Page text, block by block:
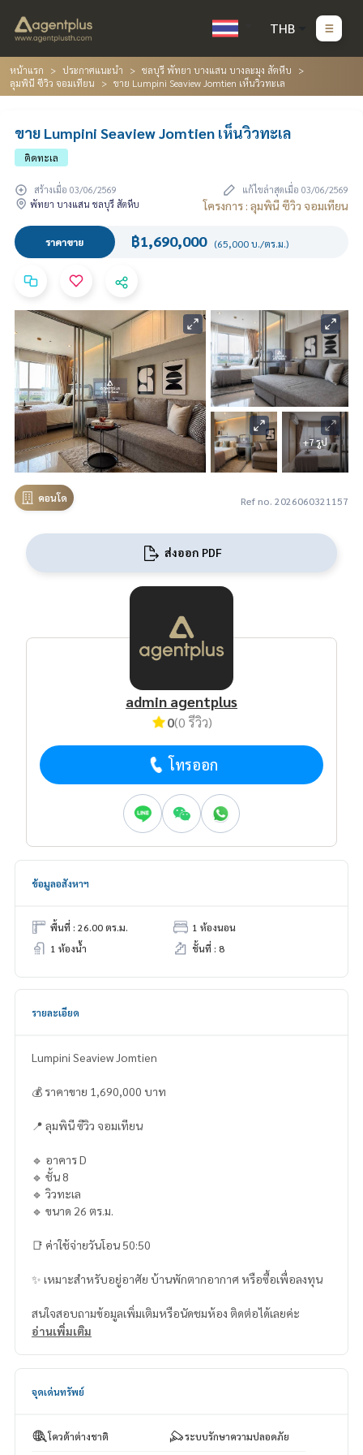
THB
หน้าแรก ประกาศแนะนำ
ชลบุรี พัทยา บางแสน บางละมุง สัตหีบ
ลุมพินี ซีวิว จอมเทียน
ขาย Lumpini Seaview Jomtien เห็นวิวทะเล
ขาย Lumpini Seaview Jomtien เห็นวิวทะเล
ติดทะเล
สร้างเมื่อ 03/06/2569
แก้ไขล่าสุดเมื่อ 03/06/2569
พัทยา บางแสน ชลบุรี สัตหีบ
โครงการ : ลุมพินี ซีวิว จอมเทียน
ราคาขาย ฿1,690,000 (65,000 บ./ตร.ม.)
+7 รูป
คอนโด Ref no. 2026060321157
ส่งออก PDF
admin agentplus
0(0 รีวิว)
โทรออก
ข้อมูลอสังหาฯ
พื้นที่ : 26.00 ตร.ม.
1 ห้องนอน
1 ห้องน้ำ
ชั้นที่ : 8
รายละเอียด
Lumpini Seaview Jomtien
💰 ราคาขาย 1,690,000 บาท
📍 ลุมพินี ซีวิว จอมเทียน
🔹 อาคาร D
🔹 ชั้น 8
🔹 วิวทะเล
🔹 ขนาด 26 ตร.ม.
📑 ค่าใช้จ่ายวันโอน 50:50
✨ เหมาะสำหรับอยู่อาศัย บ้านพักตากอากาศ หรือซื้อเพื่อลงทุน
สนใจสอบถามข้อมูลเพิ่มเติมหรือนัดชมห้อง ติดต่อได้เลยค่ะ
อ่านเพิ่มเติม
จุดเด่นทรัพย์
โควต้าต่างชาติ ระบบรักษาความปลอดภัย